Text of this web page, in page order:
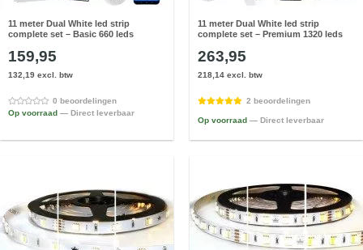
11 meter Dual White led strip
complete set – Basic 660 leds
159,95
132,19 excl. btw
0 beoordelingen
Op voorraad — Direct leverbaar
11 meter Dual White led strip
complete set – Premium 1320 leds
263,95
218,14 excl. btw
2 beoordelingen
Op voorraad — Direct leverbaar